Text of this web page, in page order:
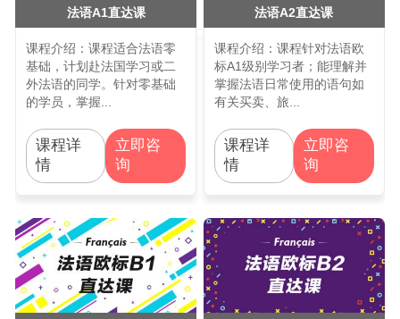
法语A1直达课
课程介绍：课程适合法语零
基础，计划赴法国学习或二
外法语的同学。针对零基础
的学员，掌握...
课程详
情
立即咨
询
法语A2直达课
课程介绍：课程针对法语欧
标A1级别学习者；能理解并
掌握法语日常使用的语句如
有关买卖、旅...
课程详
情
立即咨
询